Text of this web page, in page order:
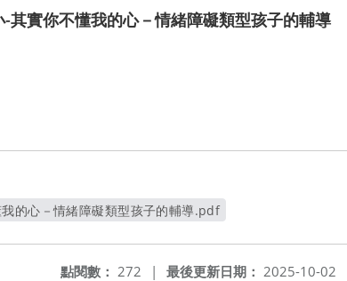
-其實你不懂我的心－情緒障礙類型孩子的輔導
的心－情緒障礙類型孩子的輔導.pdf
最後更新日期： 2025-10-02
點閱數： 272 |